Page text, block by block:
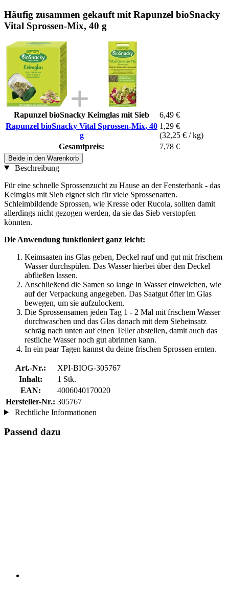
Häufig zusammen gekauft mit Rapunzel bioSnacky
Vital Sprossen-Mix, 40 g
Rapunzel bioSnacky Keimglas mit Sieb
6,49 €
Rapunzel bioSnacky Vital Sprossen-Mix, 40
g
1,29 €
(32,25 € / kg)
Gesamtpreis:
7,78 €
Beide in den Warenkorb
Beschreibung
Für eine schnelle Sprossenzucht zu Hause an der Fensterbank - das
Keimglas mit Sieb eignet sich für viele Sprossenarten.
Schleimbildende Sprossen, wie Kresse oder Rucola, sollten damit
allerdings nicht gezogen werden, da sie das Sieb verstopfen
könnten.
Die Anwendung funktioniert ganz leicht:
Keimsaaten ins Glas geben, Deckel rauf und gut mit frischem
Wasser durchspülen. Das Wasser hierbei über den Deckel
abfließen lassen.
Anschließend die Samen so lange in Wasser einweichen, wie
auf der Verpackung angegeben. Das Saatgut öfter im Glas
bewegen, um sie aufzulockern.
Die Sprossensamen jeden Tag 1 - 2 Mal mit frischem Wasser
durchwaschen und das Glas danach mit dem Siebeinsatz
schräg nach unten auf einen Teller abstellen, damit auch das
restliche Wasser noch gut abrinnen kann.
In ein paar Tagen kannst du deine frischen Sprossen ernten.
Art.-Nr.:
XPI-BIOG-305767
Inhalt:
1 Stk.
EAN:
4006040170020
Hersteller-Nr.: 305767
Rechtliche Informationen
Passend dazu